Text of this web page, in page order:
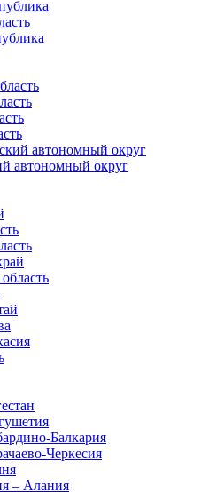
автономный округ
автономный округ
Балкария
Черкесия
– Алания